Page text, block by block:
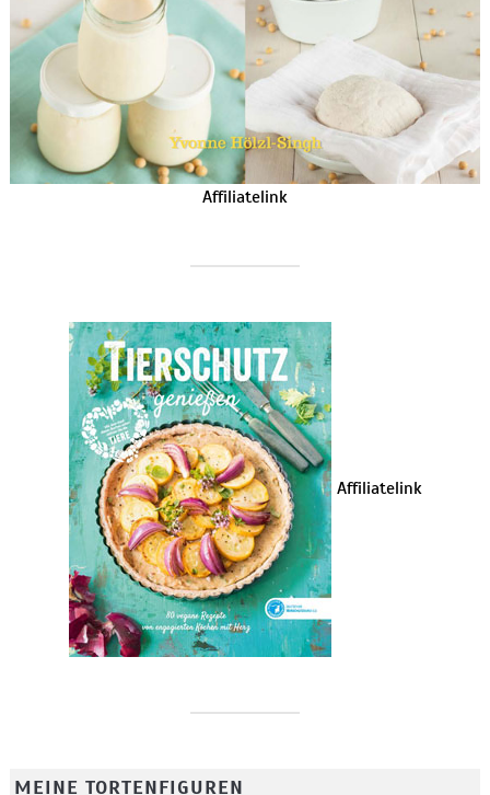
Affiliatelink
Affiliatelink
MEINE TORTENFIGUREN